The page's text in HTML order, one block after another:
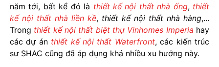
năm tới, bất kể đó là thiết kế nội thất nhà ống, thiết
kế nội thất nhà liền kề, thiết kế nội thất nhà hàng,...
Trong thiết kế nội thất biệt thự Vinhomes Imperia hay
các dự án thiết kế nội thất Waterfront, các kiến trúc
sư SHAC cũng đã áp dụng khá nhiều xu hướng này.